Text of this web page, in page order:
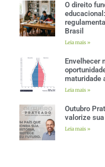
O direito
Brasil
Leia mais »
Envelhecer
maturidade
Leia mais »
Outubro
valorize
Leia mais »